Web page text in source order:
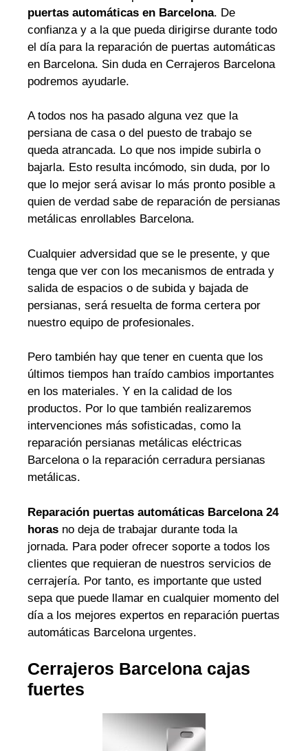
puertas automáticas en Barcelona. De
confianza y a la que pueda dirigirse durante todo
el día para la reparación de puertas automáticas
en Barcelona. Sin duda en Cerrajeros Barcelona
podremos ayudarle.
A todos nos ha pasado alguna vez que la
persiana de casa o del puesto de trabajo se
queda atrancada. Lo que nos impide subirla o
bajarla. Esto resulta incómodo, sin duda, por lo
que lo mejor será avisar lo más pronto posible a
quien de verdad sabe de reparación de persianas
metálicas enrollables Barcelona.
Cualquier adversidad que se le presente, y que
tenga que ver con los mecanismos de entrada y
salida de espacios o de subida y bajada de
persianas, será resuelta de forma certera por
nuestro equipo de profesionales.
Pero también hay que tener en cuenta que los
últimos tiempos han traído cambios importantes
en los materiales. Y en la calidad de los
productos. Por lo que también realizaremos
intervenciones más sofisticadas, como la
reparación persianas metálicas eléctricas
Barcelona o la reparación cerradura persianas
metálicas.
Reparación puertas automáticas Barcelona 24
horas no deja de trabajar durante toda la
jornada. Para poder ofrecer soporte a todos los
clientes que requieran de nuestros servicios de
cerrajería. Por tanto, es importante que usted
sepa que puede llamar en cualquier momento del
día a los mejores expertos en reparación puertas
automáticas Barcelona urgentes.
Cerrajeros Barcelona cajas
fuertes